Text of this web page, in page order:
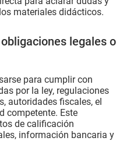
materiales didácticos.
legales o
para cumplir con
por la ley, regulaciones
autoridades fiscales, el
competente. Este
de calificación
información bancaria y